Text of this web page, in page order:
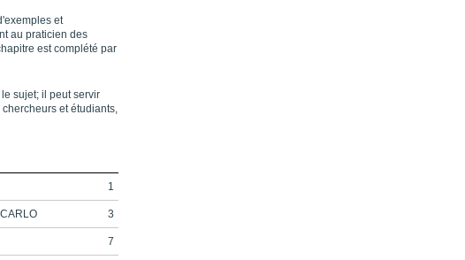
et
au praticien des
est complété par
sujet; il peut servir
et étudiants,
1
3
7